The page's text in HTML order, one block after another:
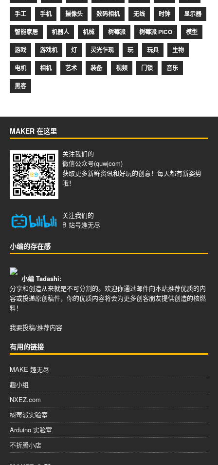
手工 手机 摄像头 数码相机 无线 时钟 显示器
智能家居 机器人 机械 树莓派 树莓派 PICO 模型
游戏 游戏机 灯 灵光乍现 玩 玩具 生物
电机 相机 艺术 装备 视频 门锁 音乐
黑客
MAKER 在这里
关注我们的
微信公众号(quwjcom)
获取更多新鲜资讯和好玩的创意！每天都有新姿势
哦！
关注我们的
B 站号趣无尽
小编的存在感
小编 Tadashi:
分享和创造从来就是不可分割的。欢迎你通过邮件向本站推荐优质的内
容或投递原创稿件，你的优质内容将会为更多创客朋友提供创造的核燃
料！
我要投稿/推荐内容
有用的链接
MAKE 趣无尽
趣小组
NXEZ.com
树莓派实验室
Arduino 实验室
不折腾小店